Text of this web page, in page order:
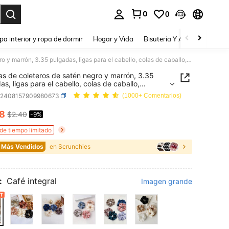
0 0
interior y ropa de dormir Hogar y Vida Bisutería Y Accesorios
5 piezas de coleteros de satén negro y marrón, 3.35 pulgadas, ligas para el cabello, colas de caballo, elásticos para el cabello, accesorios para el cabello, uso diario, estética de chica limpia
de coleteros de satén negro y marrón, 3.35
ligas para el cabello, colas de caballo,
para el cabello, accesorios para el cabello, uso
de chica limpia
(1000+ Comentarios)
AND AVAILABILITY
$2.40 -9%
tiempo limitado
Vendidos en Scrunchies
Café integral Imagen grande